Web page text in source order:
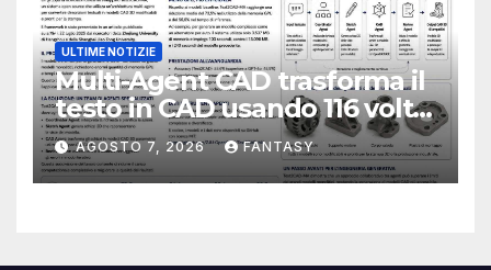
ULTIME NOTIZIE
Multi-Agent CAD trasforma il
testo in CAD usando 116 volte
meno token
AGOSTO 7, 2026 FANTASY